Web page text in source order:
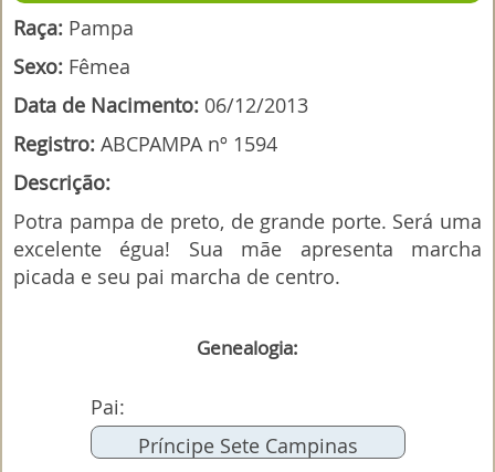
Raça: Pampa
Sexo: Fêmea
Data de Nacimento: 06/12/2013
Registro: ABCPAMPA nº 1594
Descrição:
Potra pampa de preto, de grande porte. Será uma
excelente égua! Sua mãe apresenta marcha
picada e seu pai marcha de centro.
Genealogia:
Pai:
Príncipe Sete Campinas